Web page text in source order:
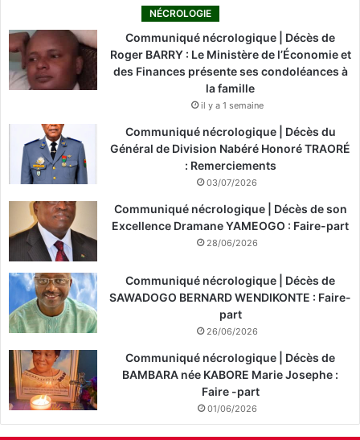
NÉCROLOGIE
Communiqué nécrologique | Décès de
Roger BARRY : Le Ministère de l’Économie et
des Finances présente ses condoléances à
la famille
il y a 1 semaine
Communiqué nécrologique | Décès du
Général de Division Nabéré Honoré TRAORÉ
: Remerciements
03/07/2026
Communiqué nécrologique | Décès de son
Excellence Dramane YAMEOGO : Faire-part
28/06/2026
Communiqué nécrologique | Décès de
SAWADOGO BERNARD WENDIKONTE : Faire-
part
26/06/2026
Communiqué nécrologique | Décès de
BAMBARA née KABORE Marie Josephe :
Faire -part
01/06/2026